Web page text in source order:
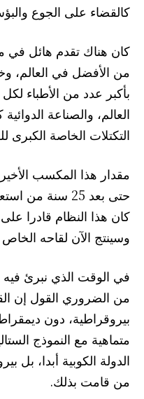
كالقضاء على الجوع
كان هناك تقدم هائل في
من الأفضل في العالم،
بأكبر عدد من الأطباء
العالم، والصناعة
التكتلات الخاصة الكبرى
مقدار هذا المكسب
حتى بعد 25 سنة
كان هذا النظام قادرا
وسينتج الآن لقاحه
في الوقت الذي نبرئ فيه
من الضروري القول إن
بيروقراطية، دون
متماهية مع النموذج
الدولة الكوبية أبدا،
من قامت بذلك.